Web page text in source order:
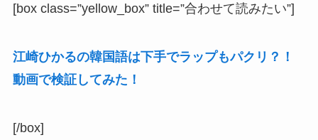
[box class=”yellow_box” title=”合わせて読みたい”]
江崎ひかるの韓国語は下手でラップもパクリ？！
動画で検証してみた！
[/box]